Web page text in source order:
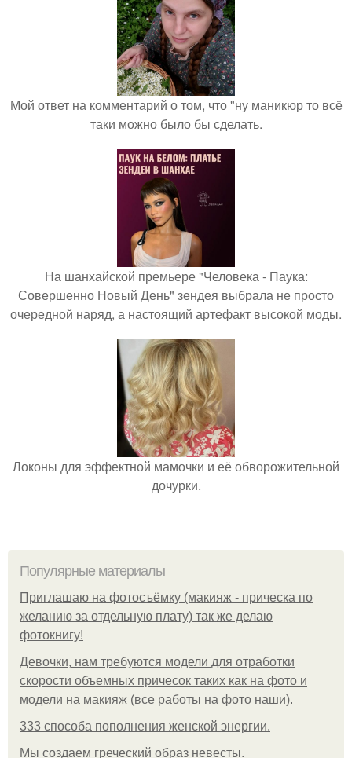
Мой ответ на комментарий о том, что "ну маникюр то всё
таки можно было бы сделать.
На шанхайской премьере "Человека - Паука:
Совершенно Новый День" зендея выбрала не просто
очередной наряд, а настоящий артефакт высокой моды.
Локоны для эффектной мамочки и её обворожительной
дочурки.
Популярные материалы
Приглашаю на фотосъёмку (макияж - прическа по
желанию за отдельную плату) так же делаю
фотокнигу!
Девочки, нам требуются модели для отработки
скорости объемных причесок таких как на фото и
модели на макияж (все работы на фото наши).
333 способа пополнения женской энергии.
Мы создаем греческий образ невесты.